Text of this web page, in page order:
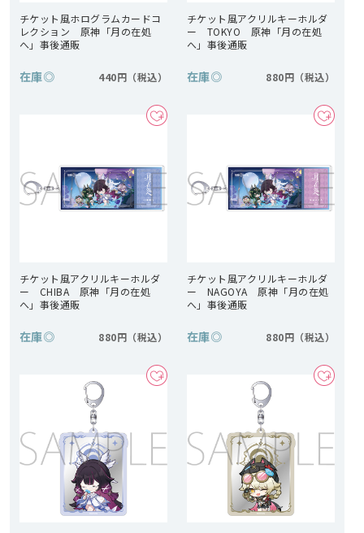
チケット風ホログラムカードコ
レクション 原神「月の在処
へ」事後通販
在庫◎ 440円
チケット風アクリルキーホルダ
ー TOKYO 原神「月の在処
へ」事後通販
在庫◎ 880円
チケット風アクリルキーホルダ
ー CHIBA 原神「月の在処
へ」事後通販
在庫◎ 880円
チケット風アクリルキーホルダ
ー NAGOYA 原神「月の在処
へ」事後通販
在庫◎ 880円